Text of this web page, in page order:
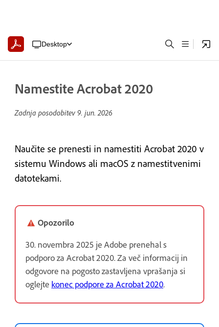
Desktop
Namestite Acrobat 2020
Zadnja posodobitev 9. jun. 2026
Naučite se prenesti in namestiti Acrobat 2020 v
sistemu Windows ali macOS z namestitvenimi
datotekami.
Opozorilo
30. novembra 2025 je Adobe prenehal s
podporo za Acrobat 2020. Za več informacij in
odgovore na pogosto zastavljena vprašanja si
oglejte konec podpore za Acrobat 2020.